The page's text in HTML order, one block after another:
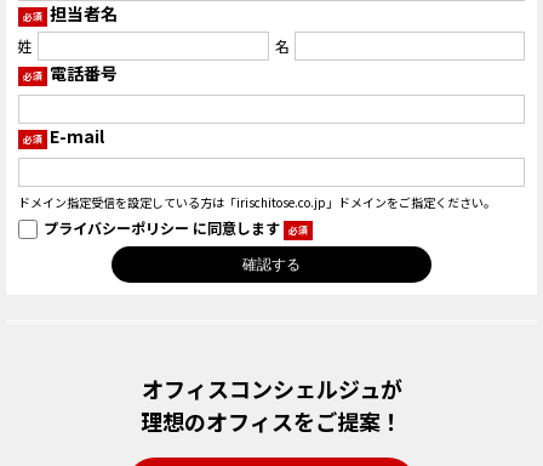
必須 担当者名
姓 名
必須 電話番号
必須 E-mail
ドメイン指定受信を設定している方は「irischitose.co.jp」ドメインをご指定ください。
プライバシーポリシー に同意します 必須
オフィスコンシェルジュが
理想のオフィスをご提案！